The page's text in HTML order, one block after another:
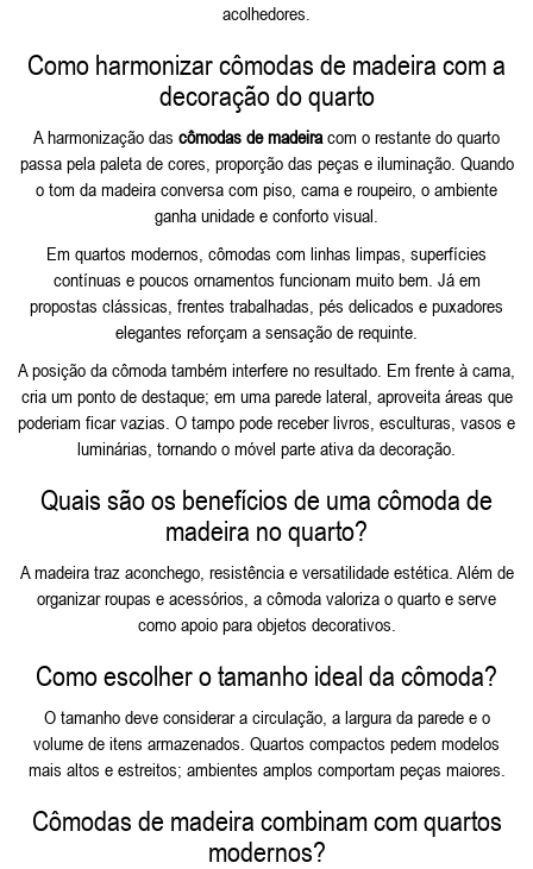
acolhedores.
Como harmonizar cômodas de madeira com a
decoração do quarto
A harmonização das cômodas de madeira com o restante do quarto
passa pela paleta de cores, proporção das peças e iluminação. Quando
o tom da madeira conversa com piso, cama e roupeiro, o ambiente
ganha unidade e conforto visual.
Em quartos modernos, cômodas com linhas limpas, superfícies
contínuas e poucos ornamentos funcionam muito bem. Já em
propostas clássicas, frentes trabalhadas, pés delicados e puxadores
elegantes reforçam a sensação de requinte.
A posição da cômoda também interfere no resultado. Em frente à cama,
cria um ponto de destaque; em uma parede lateral, aproveita áreas que
poderiam ficar vazias. O tampo pode receber livros, esculturas, vasos e
luminárias, tornando o móvel parte ativa da decoração.
Quais são os benefícios de uma cômoda de
madeira no quarto?
A madeira traz aconchego, resistência e versatilidade estética. Além de
organizar roupas e acessórios, a cômoda valoriza o quarto e serve
como apoio para objetos decorativos.
Como escolher o tamanho ideal da cômoda?
O tamanho deve considerar a circulação, a largura da parede e o
volume de itens armazenados. Quartos compactos pedem modelos
mais altos e estreitos; ambientes amplos comportam peças maiores.
Cômodas de madeira combinam com quartos
modernos?